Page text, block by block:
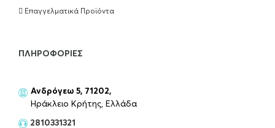
Επαγγελματικά Προϊόντα
ΠΛΗΡΟΦΟΡΊΕΣ
Ανδρόγεω 5, 71202,
Ηράκλειο Κρήτης, Ελλάδα
2810331321